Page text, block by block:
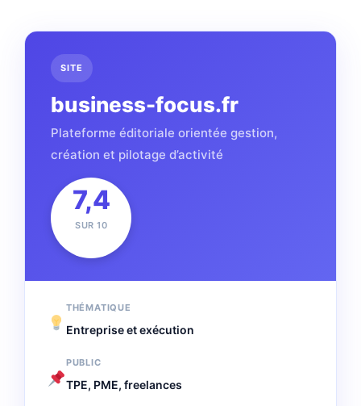
SITE
business-focus.fr
Plateforme éditoriale orientée gestion,
création et pilotage d’activité
7,4
SUR 10
THÉMATIQUE
Entreprise et exécution
PUBLIC
TPE, PME, freelances